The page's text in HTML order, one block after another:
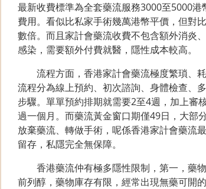
最新收費標準為全套藥流服務3000至5000
費用。看似比私家手術幾萬港幣平價，但對
數倍。而且家計會藥流收費不包含額外消炎
感染，需要額外付費就醫，隱性成本較高。
流程方面，香港家計會藥流極度繁瑣、
流程分為線上預約、初次諮詢、身體檢查、
步驟。單單預約排期就需要2至4週，加上審
過一個月。而藥流黃金窗口期僅49日，大部
放棄藥流、轉做手術，呢係香港家計會藥流
留存，私隱完全無保障。
香港藥流仲有極多隱性限制，第一，藥
前列醇，藥物庫存有限，經常出現無藥可開